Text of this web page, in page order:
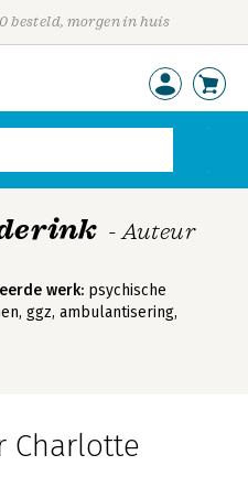
besteld, morgen in huis
- Auteur
werk: psychische
ggz, ambulantisering,
Charlotte